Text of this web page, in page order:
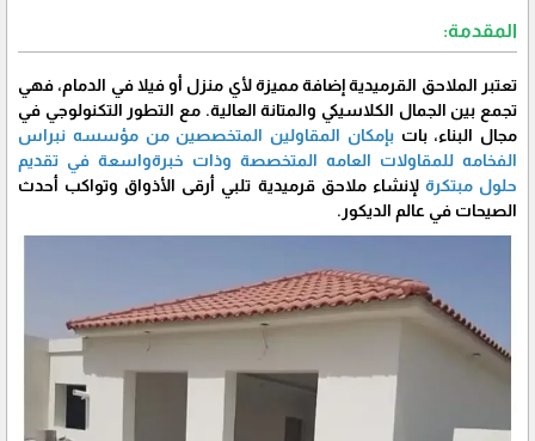
المقدمة:
تعتبر الملاحق القرميدية إضافة مميزة لأي منزل أو فيلا في الدمام، فهي
تجمع بين الجمال الكلاسيكي والمتانة العالية. مع التطور التكنولوجي في
مجال البناء، باتبإمكان المقاولين المتخصصين من مؤسسه نبراس
الفخامه للمقاولات العامه المتخصصة وذات خبرةواسعة في تقديم
حلول مبتكرة لإنشاء ملاحق قرميدية تلبي أرقى الأذواق وتواكب أحدث
الصيحات في عالم الديكور.